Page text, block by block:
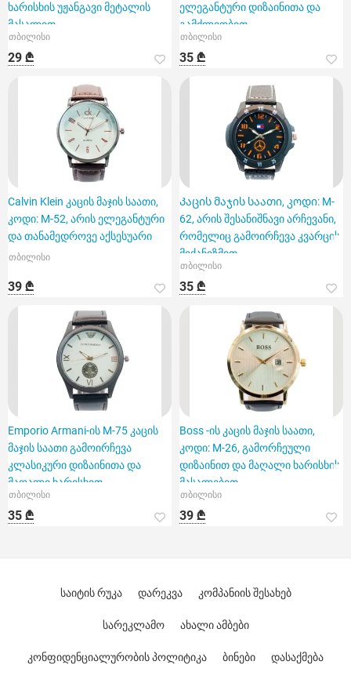
ხარისხის უჟანგავი მეტალის
მასალით
თბილისი
29 ₾
ელეგანტური დიზაინითა და
გამძლეობით.
თბილისი
35 ₾
Calvin Klein კაცის მაჯის საათი,
კოდი: M-52, არის ელეგანტური
და თანამედროვე აქსესუარი
თბილისი
39 ₾
Კაცის მაჯის საათი, კოდი: M-
62, არის შესანიშნავი არჩევანი,
რომელიც გამოირჩევა კვარცის
მექანიზმით
თბილისი
35 ₾
Emporio Armani-ის M-75 კაცის
მაჯის საათი გამოირჩევა
კლასიკური დიზაინითა და
მაღალი ხარისხით
თბილისი
35 ₾
Boss -ის კაცის მაჯის საათი,
კოდი: M-26, გამორჩეული
დიზაინით და მაღალი ხარისხის
მასალებით.
თბილისი
39 ₾
საიტის რუკა დარეკვა კომპანიის შესახებ
სარეკლამო ახალი ამბები
კონფიდენციალურობის პოლიტიკა ბინები დასაქმება